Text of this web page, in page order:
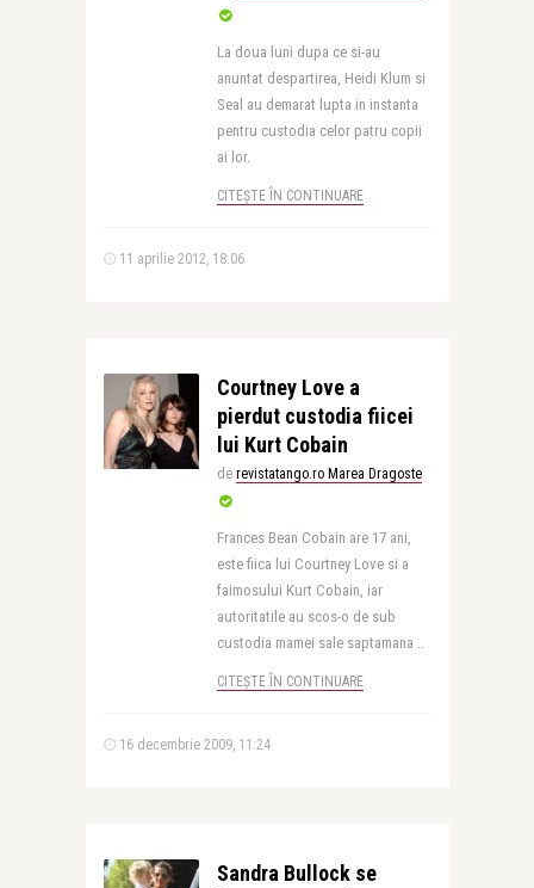
La doua luni dupa ce si-au
anuntat despartirea, Heidi Klum si
Seal au demarat lupta in instanta
pentru custodia celor patru copii
ai lor.
CITEȘTE ÎN CONTINUARE
11 aprilie 2012, 18:06
Courtney Love a
pierdut custodia fiicei
lui Kurt Cobain
de revistatango.ro Marea Dragoste
Frances Bean Cobain are 17 ani,
este fiica lui Courtney Love si a
faimosului Kurt Cobain, iar
autoritatile au scos-o de sub
custodia mamei sale saptamana ..
CITEȘTE ÎN CONTINUARE
16 decembrie 2009, 11:24
Sandra Bullock se